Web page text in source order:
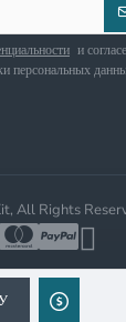
и
персональных
All Rights